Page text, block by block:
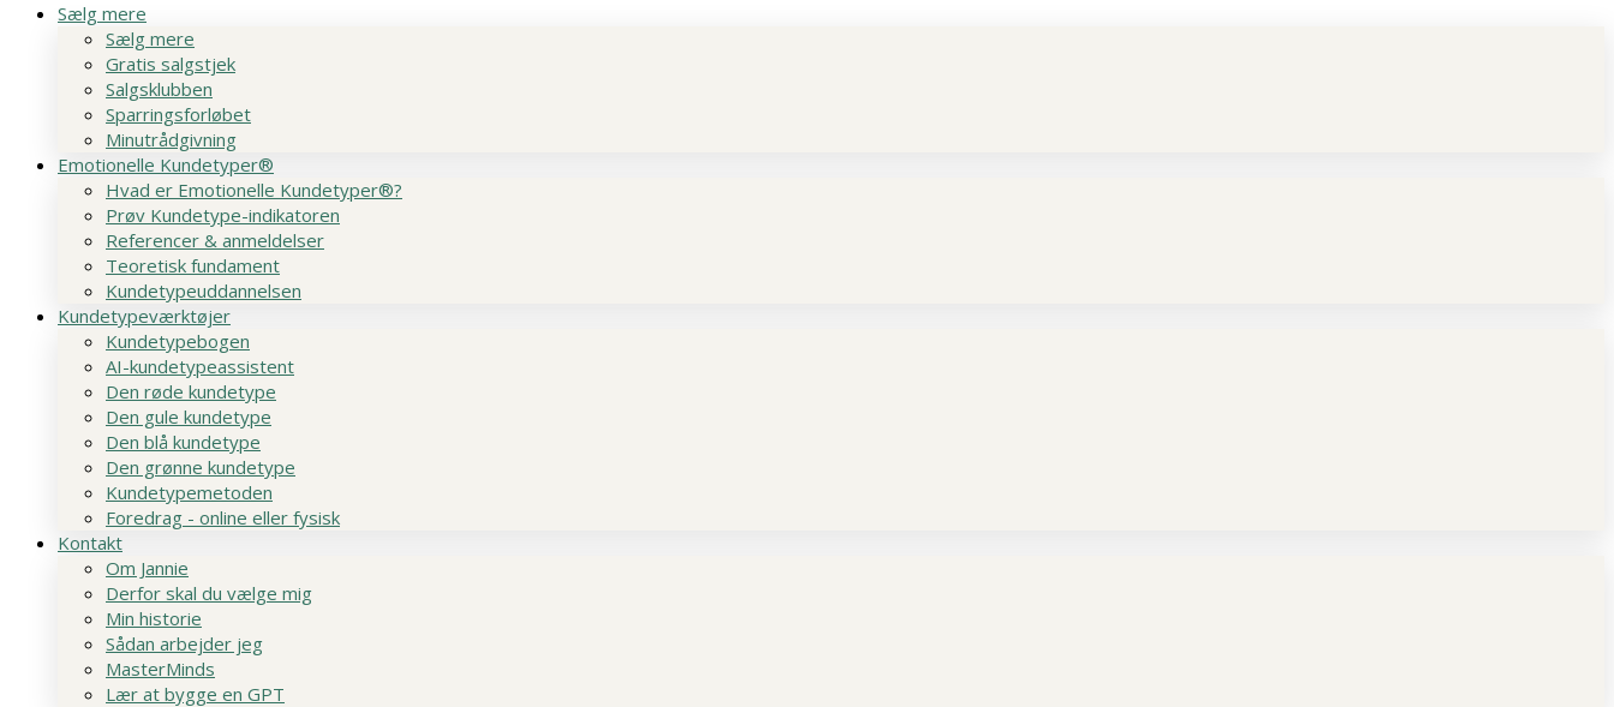
Sælg mere
Sælg mere
Gratis salgstjek
Salgsklubben
Sparringsforløbet
Minutrådgivning
Emotionelle Kundetyper®
Hvad er Emotionelle Kundetyper®?
Prøv Kundetype-indikatoren
Referencer & anmeldelser
Teoretisk fundament
Kundetypeuddannelsen
Kundetypeværktøjer
Kundetypebogen
AI-kundetypeassistent
Den røde kundetype
Den gule kundetype
Den blå kundetype
Den grønne kundetype
Kundetypemetoden
Foredrag - online eller fysisk
Kontakt
Om Jannie
Derfor skal du vælge mig
Min historie
Sådan arbejder jeg
MasterMinds
Lær at bygge en GPT